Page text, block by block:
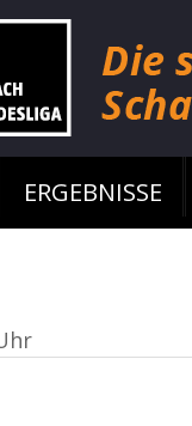
ERGEBNISSE